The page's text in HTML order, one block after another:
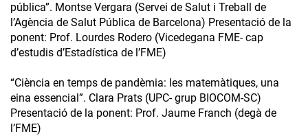
pública”. Montse Vergara (Servei de Salut i Treball de
l’Agència de Salut Pública de Barcelona) Presentació de la
ponent: Prof. Lourdes Rodero (Vicedegana FME- cap
d’estudis d’Estadística de l’FME)
“Ciència en temps de pandèmia: les matemàtiques, una
eina essencial”. Clara Prats (UPC- grup BIOCOM-SC)
Presentació de la ponent: Prof. Jaume Franch (degà de
l’FME)